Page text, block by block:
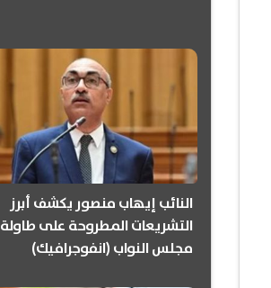
النائب إيهاب منصور يكشف أبرز
التشريعات المطروحة على طاولة
مجلس النواب (انفوجرافيك)